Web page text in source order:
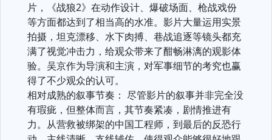
片，《战狼2》在动作设计、爆破场面、枪战戏份
等方面都达到了相当高的水准。影片大量运用实景
拍摄，坦克漂移、水下肉搏、巷战追逐等镜头都充
满了视觉冲击力，给观众带来了酣畅淋漓的观影体
验。吴京作为导演和主演，对军事细节的考究也赢
得了不少观众的认可。
相对成熟的叙事节奏： 尽管影片的叙事并非完全没
有瑕疵，但整体而言，其节奏紧凑，剧情推进有
力。从营救被绑架的中国工程师，到最后的反恐行